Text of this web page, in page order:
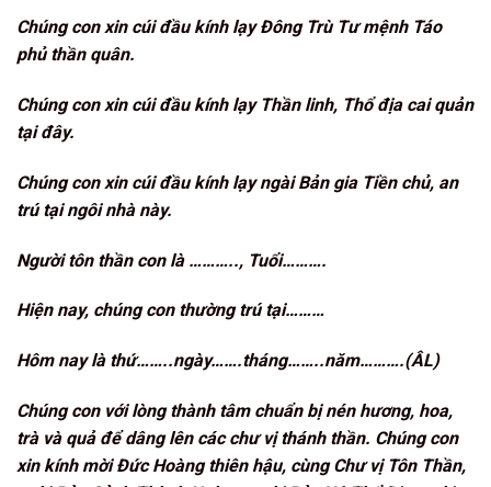
Chúng con xin cúi đầu kính lạy Đông Trù Tư mệnh Táo
phủ thần quân.
Chúng con xin cúi đầu kính lạy Thần linh, Thổ địa cai quản
tại đây.
Chúng con xin cúi đầu kính lạy ngài Bản gia Tiền chủ, an
trú tại ngôi nhà này.
Người tôn thần con là ……….., Tuổi……….
Hiện nay, chúng con thường trú tại………
Hôm nay là thứ……..ngày…….tháng……..năm……….(ÂL)
Chúng con với lòng thành tâm chuẩn bị nén hương, hoa,
trà và quả để dâng lên các chư vị thánh thần. Chúng con
xin kính mời Đức Hoàng thiên hậu, cùng Chư vị Tôn Thần,